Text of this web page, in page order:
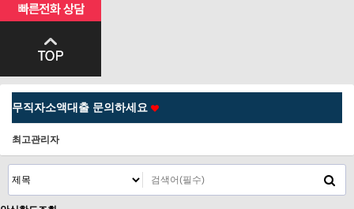
무직자소액대출 문의하세요
최고관리자